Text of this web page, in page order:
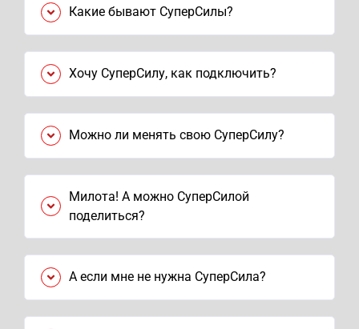
Какие бывают СуперСилы?
Хочу СуперСилу, как подключить?
Можно ли менять свою СуперСилу?
Милота! А можно СуперСилой
поделиться?
А если мне не нужна СуперСила?